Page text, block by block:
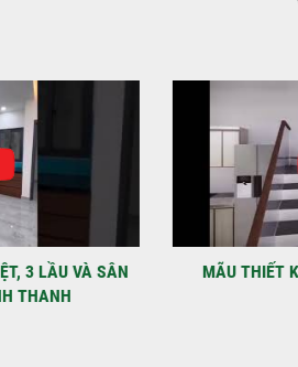
VÀ SÂN
MÃU THIẾT KẾ NHÀ